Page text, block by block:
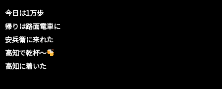
今日は1万歩
帰りは路面電車に
安兵衛に来れた
高知で乾杯〜
高知に着いた